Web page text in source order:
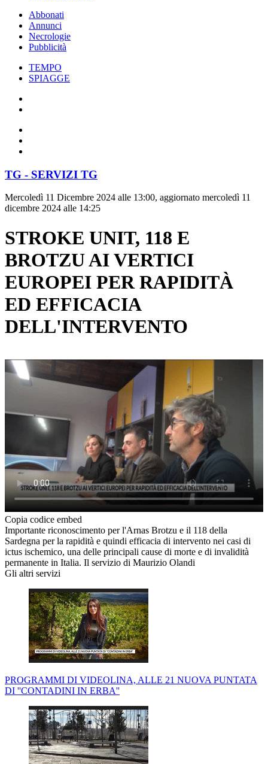
Abbonati
Annunci
Necrologie
Pubblicità
TEMPO
SPIAGGE
TG - SERVIZI TG
Mercoledì 11 Dicembre 2024 alle 13:00, aggiornato mercoledì 11
dicembre 2024 alle 14:25
STROKE UNIT, 118 E
BROTZU AI VERTICI
EUROPEI PER RAPIDITÀ
ED EFFICACIA
DELL'INTERVENTO
Copia codice embed
Importante riconoscimento per l'Arnas Brotzu e il 118 della
Sardegna per la rapidità e quindi efficacia di intervento nei casi di
ictus ischemico, una delle principali cause di morte e di invalidità
permanente in Italia. Il servizio di Maurizio Olandi
Gli altri servizi
PROGRAMMI DI VIDEOLINA, ALLE 21 NUOVA PUNTATA
DI ''CONTADINI IN ERBA''